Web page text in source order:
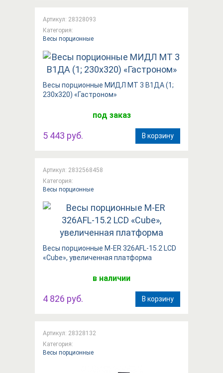
Артикул: 28328093
Категория:
Весы порционные
Весы порционные МИДЛ МТ 3 В1ДА (1;
230х320) «Гастроном»
под заказ
5 443 руб. В корзину
Артикул: 2832568458
Категория:
Весы порционные
Весы порционные M-ER 326AFL-15.2 LCD
«Cube», увеличенная платформа
в наличии
4 826 руб. В корзину
Артикул: 28328132
Категория:
Весы порционные